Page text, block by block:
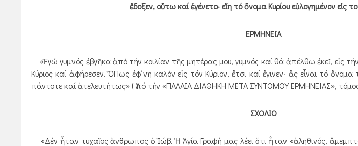
ἔδοξεν, οὕτω καί ἐγένετο· εἴη τό ὄνομα Κυρίου εὐλογημένον εἰς
ΕΡΜΗΝΕΙΑ
«Ἐγώ γυμνός ἐβγῆκα ἀπό τήν κοιλίαν τῆς μητέρας μου, γυμνός καί θά ἀπέλθω ἐκεῖ, εἰς
Κύριος καί ἀφήρεσεν. ὍΠως ἐφ΄νη καλόν εἰς τόν Κύριον, ἔτσι καί ἔγινεν· ἄς εἶναι τό ὄνομα
πάντοτε καί ἀτελευτήτως» ( Ἀπό τήν «ΠΑΛΑΙΑ ΔΙΑΘΗΚΗ ΜΕΤΑ ΣΥΝΤΟΜΟΥ ΕΡΜΗΝΕΙΑΣ»,
ΣΧΟΛΙΟ
«Δέν ἦταν τυχαῖος ἄνθρωπος ὁ Ἰώβ. Ἡ Ἁγία Γραφή μας λέει ὅτι ἦταν «ἀληθινός,